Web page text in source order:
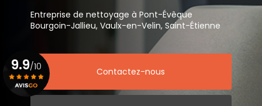
Entreprise de nettoyage à Pont-Évêque
Bourgoin-Jallieu, Vaulx-en-Velin, Saint-Étienne
Contactez-nous
9.9/10